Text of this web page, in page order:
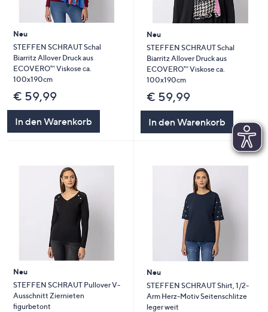
Neu
STEFFEN SCHRAUT Schal
Biarritz Allover Druck aus
ECOVERO™ Viskose ca.
100x190cm
€ 59,99
In den Warenkorb
Neu
STEFFEN SCHRAUT Schal
Biarritz Allover Druck aus
ECOVERO™ Viskose ca.
100x190cm
€ 59,99
In den Warenkorb
Neu
STEFFEN SCHRAUT Pullover V-
Ausschnitt Ziernieten
figurbetont
Neu
STEFFEN SCHRAUT Shirt, 1/2-
Arm Herz-Motiv Seitenschlitze
leger weit